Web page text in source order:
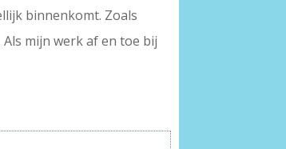
binnenkomt. Zoals
mijn werk af en toe bij